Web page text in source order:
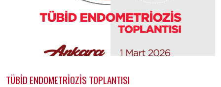
TÜBİD ENDOMETRİOZİS TOPLANTISI